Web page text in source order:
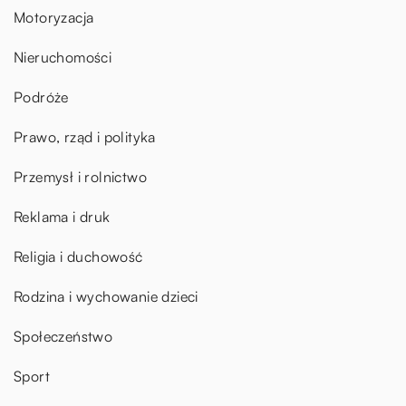
Motoryzacja
Nieruchomości
Podróże
Prawo, rząd i polityka
Przemysł i rolnictwo
Reklama i druk
Religia i duchowość
Rodzina i wychowanie dzieci
Społeczeństwo
Sport